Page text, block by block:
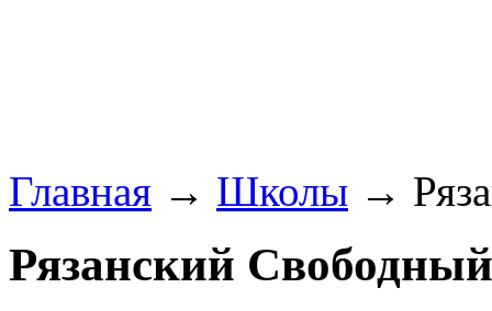
Главная → Школы →
Рязанский